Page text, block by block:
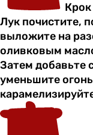
Крок
Лук почистите,
выложите на
оливковым
Затем добавьте
уменьшите